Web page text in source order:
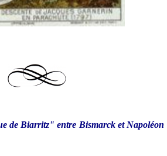
de Biarritz" entre Bismarck et Napoléon